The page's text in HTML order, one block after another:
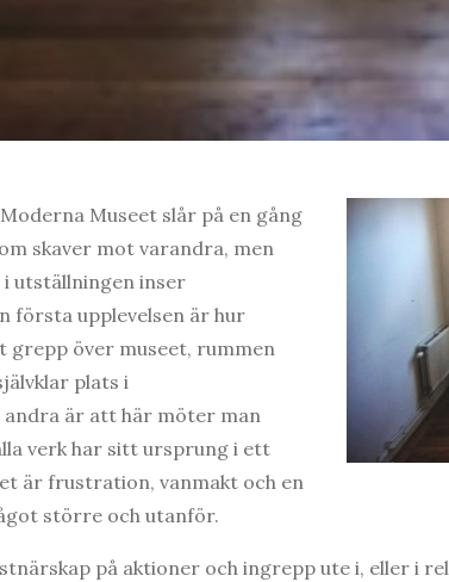
Museet slår på en gång
skaver mot varandra, men
utställningen inser
första upplevelsen är hur
över museet, rummen
plats i
andra är att här möter man
verk har sitt ursprung i ett
är frustration, vanmakt och en
större och utanför.
på aktioner och ingrepp ute i, eller i